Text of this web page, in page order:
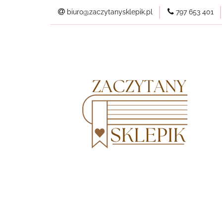
biuro@zaczytanysklepik.pl 797 653 401
Kategorie